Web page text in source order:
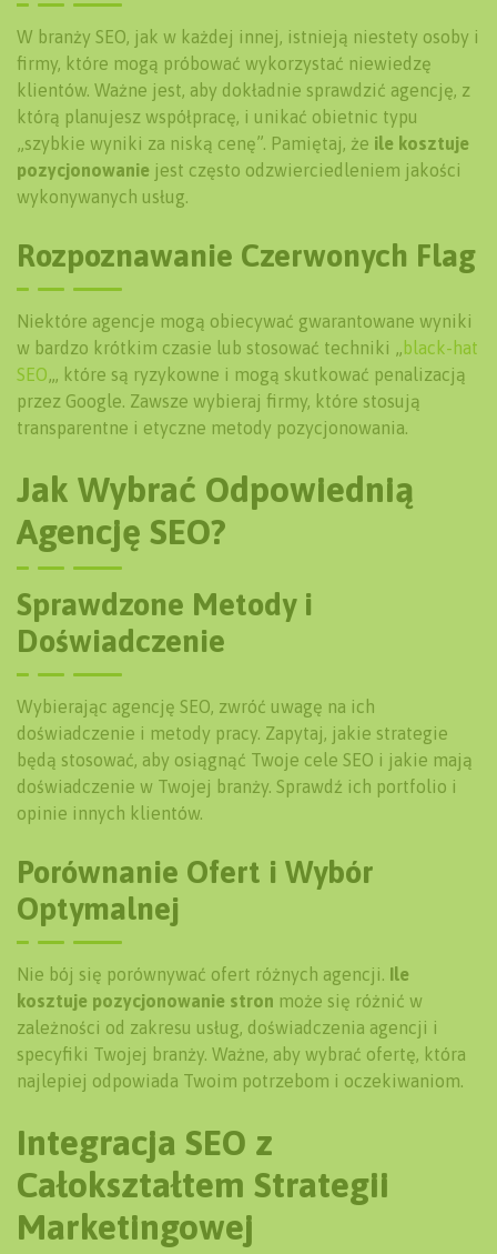
W branży SEO, jak w każdej innej, istnieją niestety osoby i
firmy, które mogą próbować wykorzystać niewiedzę
klientów. Ważne jest, aby dokładnie sprawdzić agencję, z
którą planujesz współpracę, i unikać obietnic typu
„szybkie wyniki za niską cenę”. Pamiętaj, że ile kosztuje
pozycjonowanie jest często odzwierciedleniem jakości
wykonywanych usług.
Rozpoznawanie Czerwonych Flag
Niektóre agencje mogą obiecywać gwarantowane wyniki
w bardzo krótkim czasie lub stosować techniki „ black-hat
SEO„, które są ryzykowne i mogą skutkować penalizacją
przez Google. Zawsze wybieraj firmy, które stosują
transparentne i etyczne metody pozycjonowania.
Jak Wybrać Odpowiednią
Agencję SEO?
Sprawdzone Metody i
Doświadczenie
Wybierając agencję SEO, zwróć uwagę na ich
doświadczenie i metody pracy. Zapytaj, jakie strategie
będą stosować, aby osiągnąć Twoje cele SEO i jakie mają
doświadczenie w Twojej branży. Sprawdź ich portfolio i
opinie innych klientów.
Porównanie Ofert i Wybór
Optymalnej
Nie bój się porównywać ofert różnych agencji. Ile
kosztuje pozycjonowanie stron może się różnić w
zależności od zakresu usług, doświadczenia agencji i
specyfiki Twojej branży. Ważne, aby wybrać ofertę, która
najlepiej odpowiada Twoim potrzebom i oczekiwaniom.
Integracja SEO z
Całokształtem Strategii
Marketingowej